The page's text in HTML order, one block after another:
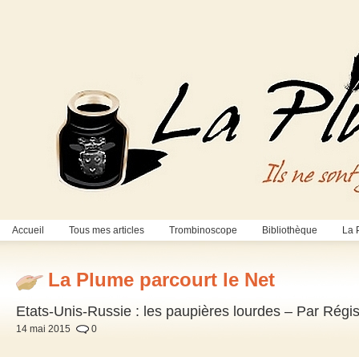
Accueil Tous mes articles Trombinoscope Bibliothèque La
La Plume parcourt le Net
Etats-Unis-Russie : les paupières lourdes – Par
14 mai 2015 0